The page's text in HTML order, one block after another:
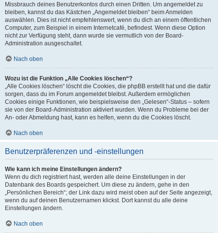
Missbrauch deines Benutzerkontos durch einen Dritten. Um angemeldet zu
bleiben, kannst du das Kästchen „Angemeldet bleiben“ beim Anmelden
auswählen. Dies ist nicht empfehlenswert, wenn du dich an einem öffentlichen
Computer, zum Beispiel in einem Internetcafé, befindest. Wenn diese Option
nicht zur Verfügung steht, dann wurde sie vermutlich von der Board-
Administration ausgeschaltet.
Nach oben
Wozu ist die Funktion „Alle Cookies löschen“?
„Alle Cookies löschen“ löscht die Cookies, die phpBB erstellt hat und die dafür
sorgen, dass du im Forum angemeldet bleibst. Außerdem ermöglichen
Cookies einige Funktionen, wie beispielsweise den „Gelesen“-Status – sofern
sie von der Board-Administration aktiviert wurden. Wenn du Probleme bei der
An- oder Abmeldung hast, kann es helfen, wenn du die Cookies löscht.
Nach oben
Benutzerpräferenzen und -einstellungen
Wie kann ich meine Einstellungen ändern?
Wenn du dich registriert hast, werden alle deine Einstellungen in der
Datenbank des Boards gespeichert. Um diese zu ändern, gehe in den
„Persönlichen Bereich“; der Link dazu wird meist oben auf der Seite angezeigt,
wenn du auf deinen Benutzernamen klickst. Dort kannst du alle deine
Einstellungen ändern.
Nach oben